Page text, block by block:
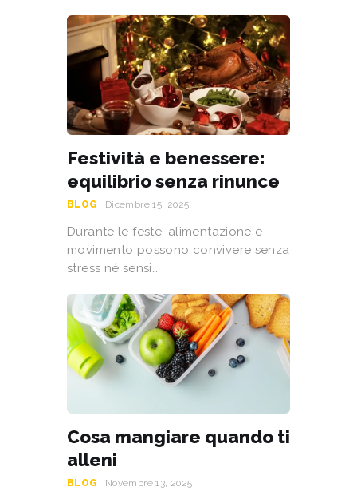
Festività e benessere:
equilibrio senza rinunce
BLOG Dicembre 15, 2025
Durante le feste, alimentazione e
movimento possono convivere senza
stress né sensi…
Cosa mangiare quando ti
alleni
BLOG Novembre 13, 2025